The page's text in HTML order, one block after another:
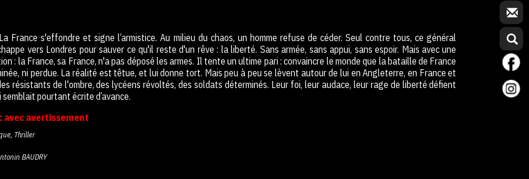
France s'effondre et signe l’armistice. Au milieu du chaos, un homme refuse de céder. Seul contre tous, ce général
vers Londres pour sauver ce qu'il reste d'un rêve : la liberté. Sans armée, sans appui, sans espoir. Mais avec une
: la France, sa France, n'a pas déposé les armes. Il tente un ultime pari : convaincre le monde que la bataille de France
ni perdue. La réalité est têtue, et lui donne tort. Mais peu à peu se lèvent autour de lui en Angleterre, en France et
résistants de l'ombre, des lycéens révoltés, des soldats déterminés. Leur foi, leur audace, leur rage de liberté défient
pourtant écrite d’avance.
avec avertissement
Thriller
BAUDRY